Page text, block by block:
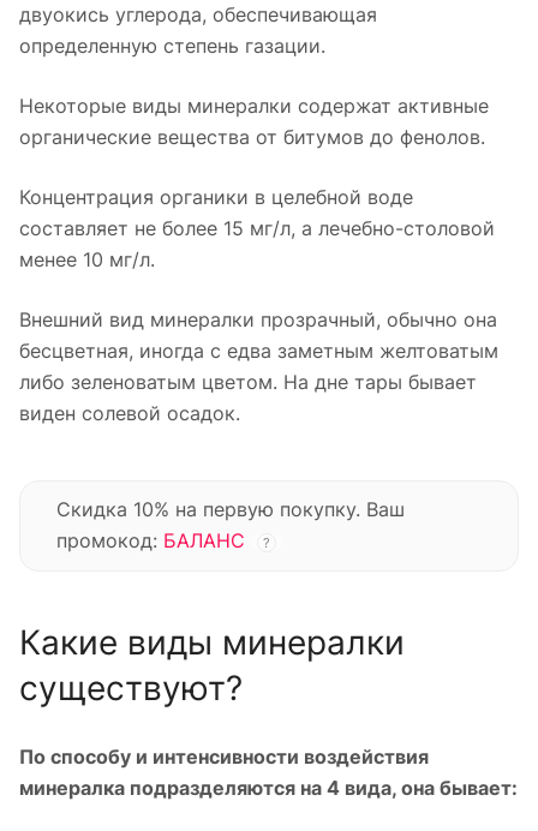
двуокись углерода, обеспечивающая
определенную степень газации.
Некоторые виды минералки содержат активные
органические вещества от битумов до фенолов.
Концентрация органики в целебной воде
составляет не более 15 мг/л, а лечебно-столовой
менее 10 мг/л.
Внешний вид минералки прозрачный, обычно она
бесцветная, иногда с едва заметным желтоватым
либо зеленоватым цветом. На дне тары бывает
виден солевой осадок.
Скидка 10% на первую покупку. Ваш
промокод: БАЛАНС ?
Какие виды минералки
существуют?
По способу и интенсивности воздействия
минералка подразделяются на 4 вида, она бывает: